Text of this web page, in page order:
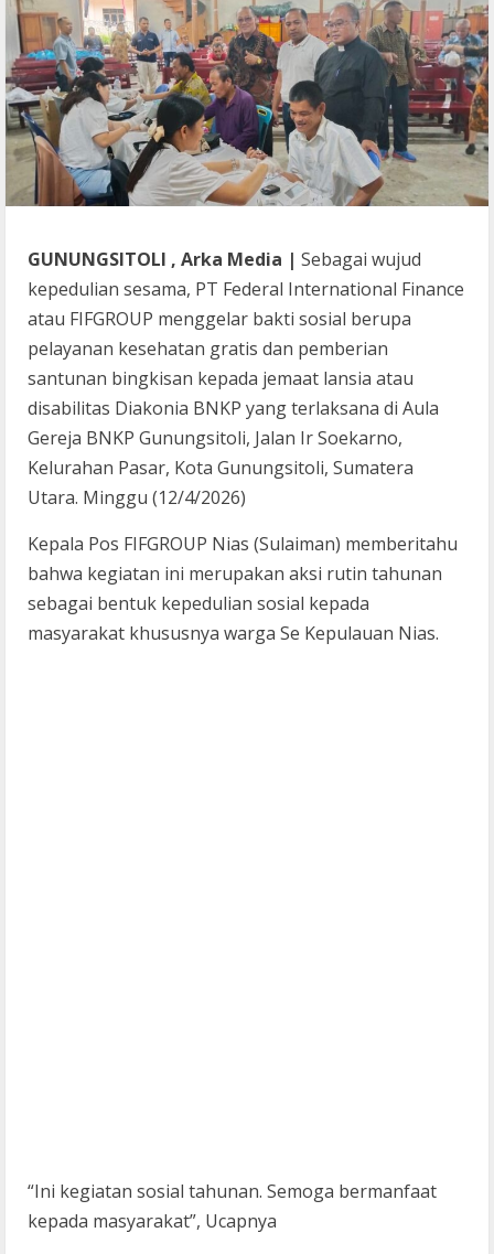
GUNUNGSITOLI , Arka Media | Sebagai wujud
kepedulian sesama, PT Federal International Finance
atau FIFGROUP menggelar bakti sosial berupa
pelayanan kesehatan gratis dan pemberian
santunan bingkisan kepada jemaat lansia atau
disabilitas Diakonia BNKP yang terlaksana di Aula
Gereja BNKP Gunungsitoli, Jalan Ir Soekarno,
Kelurahan Pasar, Kota Gunungsitoli, Sumatera
Utara. Minggu (12/4/2026)
Kepala Pos FIFGROUP Nias (Sulaiman) memberitahu
bahwa kegiatan ini merupakan aksi rutin tahunan
sebagai bentuk kepedulian sosial kepada
masyarakat khususnya warga Se Kepulauan Nias.
“Ini kegiatan sosial tahunan. Semoga bermanfaat
kepada masyarakat”, Ucapnya